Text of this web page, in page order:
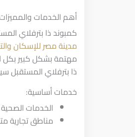
أهم الخدمات
كمبوند ذا بترفلاي
مدينة مصر للإسكان
مهتمة بشكل كبير بكل
ذا بترفلاي المستقبل
خدمات أساسية:
الخدمات
مناطق تجارية